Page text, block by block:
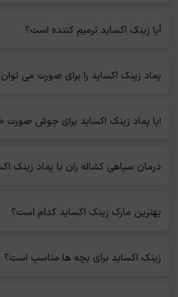
می‌توان از زینک اکساید استفاده کرد.
آیا زینک اکساید ترمیم کننده است؟
آن استفاده کرد. با استفاده از کرم زینک
پماد زینک اکساید را برای صورت می
روی پوست صورت هم استفاده کرد. شما
ایا پماد زینک اکساید برای جوش
همچنین به دلیل خاصیت ضدباکتریایی
درمان سیاهی کشاله ران با پماد زینک
زینک اکساید سیاهی را از بین ببرید.
بهترین مارک زینک اکساید کدام است؟
مینو و زینک اکساید فیروز طرف‌داران بیشتری
زینک اکساید برای بچه ها مناسب است؟